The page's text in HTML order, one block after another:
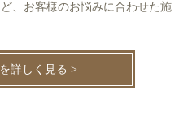
、お客様のお悩みに合わせた施
詳しく見る >